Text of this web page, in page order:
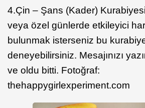
4.Çin – Şans (Kader)
veya özel günlerde etkileyici
bulunmak isterseniz bu
deneyebilirsiniz. Mesajınızı
ve oldu bitti. Fotoğraf:
thehappygirlexperiment.com